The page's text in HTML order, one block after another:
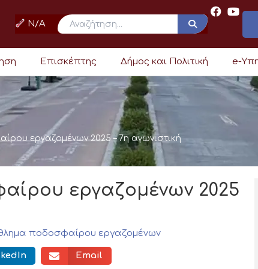
N/A
Επισκέπτης Δήμος και Πολιτική e-
εργαζομένων 2025 – 7η αγωνιστική
εργαζομένων 2025
ποδοσφαίρου εργαζομένων
Email